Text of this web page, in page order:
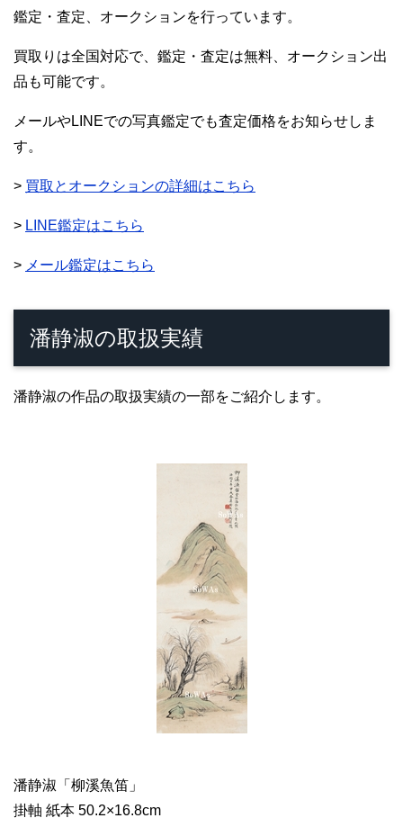
鑑定・査定、オークションを行っています。
買取りは全国対応で、鑑定・査定は無料、オークション出
品も可能です。
メールやLINEでの写真鑑定でも査定価格をお知らせしま
す。
> 買取とオークションの詳細はこちら
> LINE鑑定はこちら
> メール鑑定はこちら
潘静淑の取扱実績
潘静淑の作品の取扱実績の一部をご紹介します。
潘静淑「柳溪魚笛」
掛軸 紙本 50.2×16.8cm